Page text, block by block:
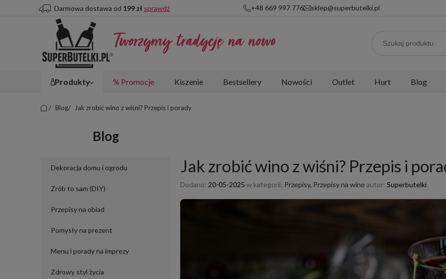
Darmowa dostawa od 199 zł sprawdź +48 669 997 776 sklep@superbutelki.pl
produkty % promocje kiszenie bestsellery nowości outlet hurt blog
/ Blog/ Jak zrobić wino z wiśni? Przepis i porady
Blog
Dekoracja domu i ogrodu
Zrób to sam (DIY)
Przepisy na obiad
Pomysły na prezent
Menu i porady na imprezy
Zdrowy styl życia
Jak zrobić wino z wiśni? Przepis i
Dodano: 20-05-2025 w kategorii: Przepisy, Przepisy na wino autor: Superbutelki